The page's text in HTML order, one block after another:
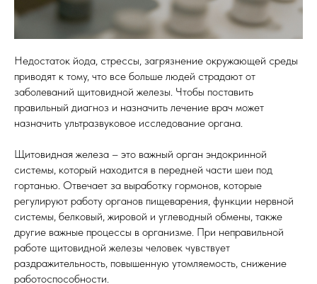
Недостаток йода, стрессы, загрязнение окружающей среды
приводят к тому, что все больше людей страдают от
заболеваний щитовидной железы. Чтобы поставить
правильный диагноз и назначить лечение врач может
назначить ультразвуковое исследование органа.
Щитовидная железа – это важный орган эндокринной
системы, который находится в передней части шеи под
гортанью. Отвечает за выработку гормонов, которые
регулируют работу органов пищеварения, функции нервной
системы, белковый, жировой и углеводный обмены, также
другие важные процессы в организме. При неправильной
работе щитовидной железы человек чувствует
раздражительность, повышенную утомляемость, снижение
работоспособности.